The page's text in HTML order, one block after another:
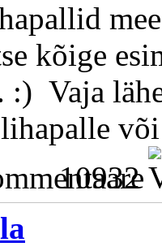
kõige
Vaja
10932